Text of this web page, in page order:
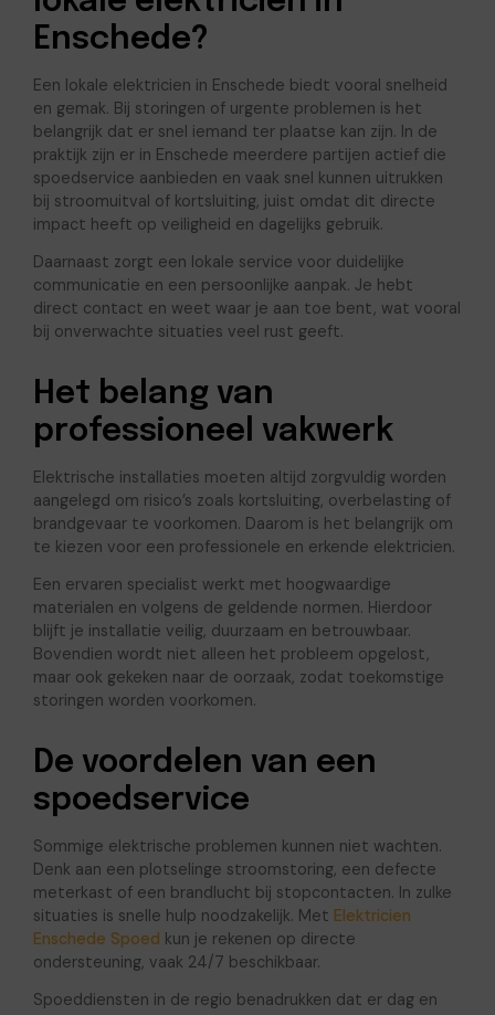
Enschede?
Een lokale elektricien in Enschede biedt vooral snelheid
en gemak. Bij storingen of urgente problemen is het
belangrijk dat er snel iemand ter plaatse kan zijn. In de
praktijk zijn er in Enschede meerdere partijen actief die
spoedservice aanbieden en vaak snel kunnen uitrukken
bij stroomuitval of kortsluiting, juist omdat dit directe
impact heeft op veiligheid en dagelijks gebruik.
Daarnaast zorgt een lokale service voor duidelijke
communicatie en een persoonlijke aanpak. Je hebt
direct contact en weet waar je aan toe bent, wat vooral
bij onverwachte situaties veel rust geeft.
Het belang van
professioneel vakwerk
Elektrische installaties moeten altijd zorgvuldig worden
aangelegd om risico’s zoals kortsluiting, overbelasting of
brandgevaar te voorkomen. Daarom is het belangrijk om
te kiezen voor een professionele en erkende elektricien.
Een ervaren specialist werkt met hoogwaardige
materialen en volgens de geldende normen. Hierdoor
blijft je installatie veilig, duurzaam en betrouwbaar.
Bovendien wordt niet alleen het probleem opgelost,
maar ook gekeken naar de oorzaak, zodat toekomstige
storingen worden voorkomen.
De voordelen van een
spoedservice
Sommige elektrische problemen kunnen niet wachten.
Denk aan een plotselinge stroomstoring, een defecte
meterkast of een brandlucht bij stopcontacten. In zulke
situaties is snelle hulp noodzakelijk. Met Elektricien
Enschede Spoed kun je rekenen op directe
ondersteuning, vaak 24/7 beschikbaar.
Spoeddiensten in de regio benadrukken dat er dag en